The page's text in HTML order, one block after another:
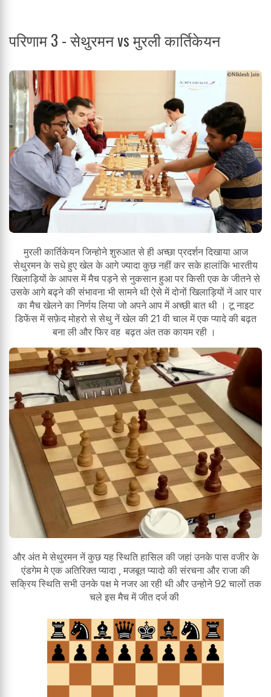
परिणाम 3 - सेथुरमन vs मुरली कार्तिकेयन
मुरली कार्तिकेयन जिन्होने शुरुआत से ही अच्छा प्रदर्शन दिखाया आज
सेथुरमन के सधे हुए खेल के आगे ज्यादा कुछ नहीं कर सके हालांकि भारतीय
खिलाड़ियों के आपस में मैच पड़ने से नुकसान हुआ पर किसी एक के जीतने से
उसके आगे बढ्ने की संभावना भी सामने थी ऐसे में दोनों खिलाड़ियों नें आर पार
का मैच खेलने का निर्णय लिया जो अपने आप में अच्छी बात थी । टू नाइट
डिफेंस में सफ़ेद मोहरो से सेथु नें खेल की 21 वी चाल में एक प्यादे की बढ़त
बना ली और फिर वह बढ़त अंत तक कायम रही ।
और अंत मे सेथुरमन नें कुछ यह स्थिति हासिल की जहां उनके पास वजीर के
एंडगेम मे एक अतिरिक्त प्यादा , मजबूत प्यादो की संरचना और राजा की
सक्रिय स्थिति सभी उनके पक्ष मे नजर आ रही थी और उन्होने 92 चालों तक
चले इस मैच में जीत दर्ज की